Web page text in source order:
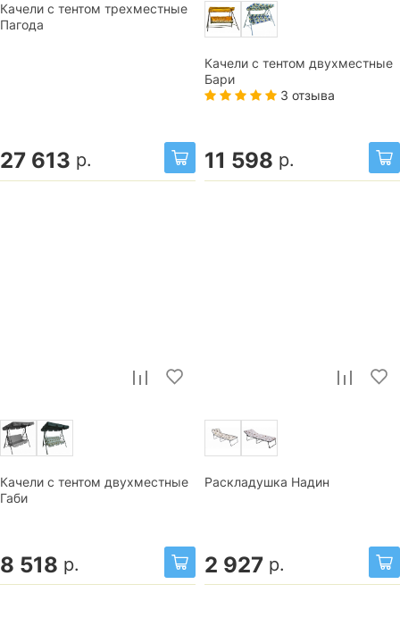
Качели с тентом трехместные
Пагода
27 613 р.
Качели с тентом двухместные
Бари
3 отзыва
11 598 р.
Качели с тентом двухместные
Габи
8 518 р.
Раскладушка Надин
2 927 р.